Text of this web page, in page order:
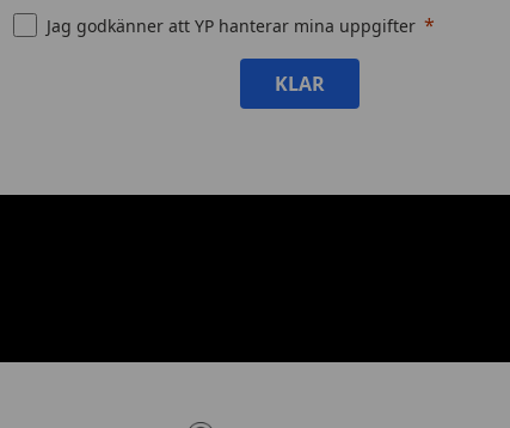
Jag godkänner att YP hanterar mina uppgifter
KLAR